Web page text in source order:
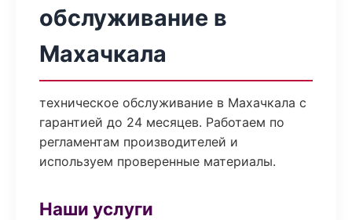
обслуживание в
Махачкала
техническое обслуживание в Махачкала с
гарантией до 24 месяцев. Работаем по
регламентам производителей и
используем проверенные материалы.
Наши услуги